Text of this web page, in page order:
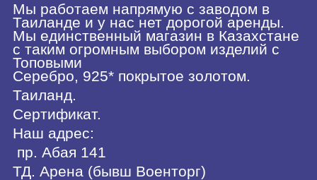
Мы работаем напрямую с заводом в
Таиланде и у нас нет дорогой аренды.
Мы единственный магазин в Казахстане
с таким огромным выбором изделий с
Топовыми
Серебро, 925* покрытое золотом.
Таиланд.
Сертификат.
Наш адрес:
пр. Абая 141
ТД. Арена (бывш Военторг)